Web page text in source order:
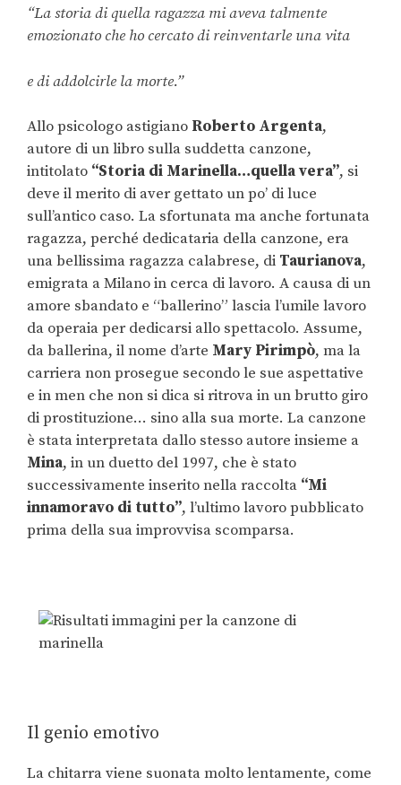
“La storia di quella ragazza mi aveva talmente
emozionato che ho cercato di reinventarle una vita
e di addolcirle la morte.”
Allo psicologo astigiano Roberto Argenta,
autore di un libro sulla suddetta canzone,
intitolato “Storia di Marinella…quella vera”, si
deve il merito di aver gettato un po’ di luce
sull’antico caso. La sfortunata ma anche fortunata
ragazza, perché dedicataria della canzone, era
una bellissima ragazza calabrese, di Taurianova,
emigrata a Milano in cerca di lavoro. A causa di un
amore sbandato e “ballerino” lascia l’umile lavoro
da operaia per dedicarsi allo spettacolo. Assume,
da ballerina, il nome d’arte Mary Pirimpò, ma la
carriera non prosegue secondo le sue aspettative
e in men che non si dica si ritrova in un brutto giro
di prostituzione… sino alla sua morte. La canzone
è stata interpretata dallo stesso autore insieme a
Mina, in un duetto del 1997, che è stato
successivamente inserito nella raccolta “Mi
innamoravo di tutto”, l’ultimo lavoro pubblicato
prima della sua improvvisa scomparsa.
Il genio emotivo
La chitarra viene suonata molto lentamente, come